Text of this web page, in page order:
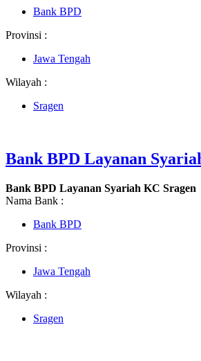
Bank BPD
Provinsi :
Jawa Tengah
Wilayah :
Sragen
Bank BPD Layanan
Bank BPD Layanan Syariah KC Sragen
Nama Bank :
Bank BPD
Provinsi :
Jawa Tengah
Wilayah :
Sragen